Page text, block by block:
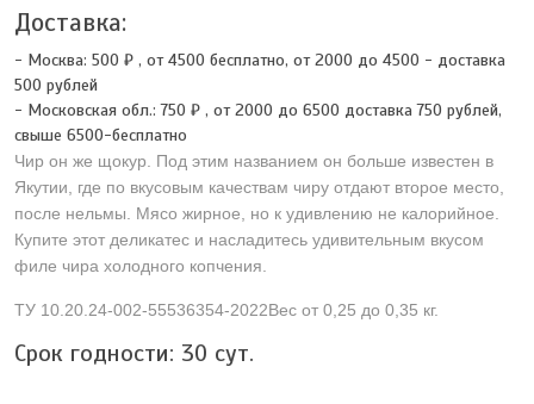
Доставка:
- Москва: 500 ₽ , от 4500 бесплатно, от 2000 до 4500 - доставка
500 рублей
- Московская обл.:750 ₽ , от 2000 до 6500 доставка 750 рублей,
свыше 6500-бесплатно
Чир он же щокур. Под этим названием он больше известен в
Якутии, где по вкусовым качествам чиру отдают второе место,
после нельмы. Мясо жирное, но к удивлению не калорийное.
Купите этот деликатес и насладитесь удивительным вкусом
филе чира холодного копчения.
ТУ 10.20.24-002-55536354-2022Вес от 0,25 до 0,35 кг.
Срок годности: 30 сут.